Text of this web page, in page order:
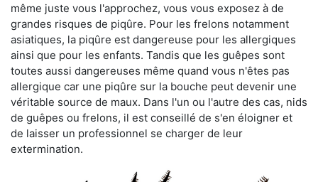
même juste vous l'approchez, vous vous exposez à de
grandes risques de piqûre. Pour les frelons notamment
asiatiques, la piqûre est dangereuse pour les allergiques
ainsi que pour les enfants. Tandis que les guêpes sont
toutes aussi dangereuses même quand vous n'êtes pas
allergique car une piqûre sur la bouche peut devenir une
véritable source de maux. Dans l'un ou l'autre des cas, nids
de guêpes ou frelons, il est conseillé de s'en éloigner et
de laisser un professionnel se charger de leur
extermination.